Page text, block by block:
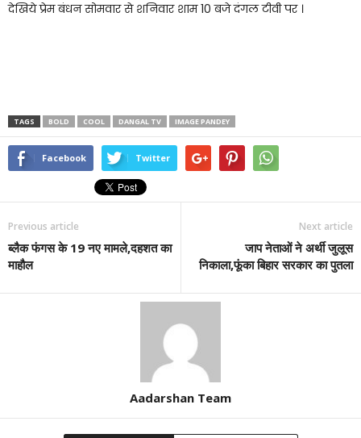
देखिये प्रेम बंधन सोमवार से शनिवार शाम 10 बजे दंगल टीवी पर ।
TAGS BOLD COOL DANGAL TV IMAGE PANDEY
Facebook Twitter
Previous article
ब्लैक फंगस के 19 नए मामले,दहशत का
माहौल
Next article
जाप नेताओं ने अर्थी जुलूस
निकाला,फूंका बिहार सरकार का पुतला
Aadarshan Team